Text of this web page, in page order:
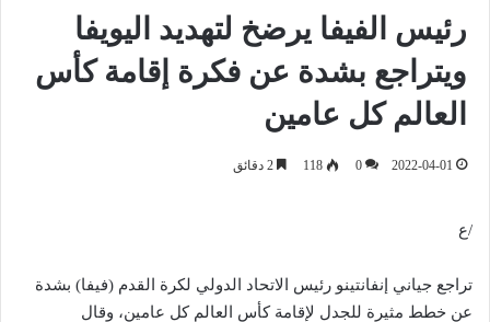
رئيس الفيفا يرضخ لتهديد اليويفا
ويتراجع بشدة عن فكرة إقامة كأس
العالم كل عامين
2022-04-01
0
118
/ع
تراجع جياني إنفانتينو رئيس الاتحاد الدولي لكرة القدم (فيفا) بشدة
عن خطط مثيرة للجدل لإقامة كأس العالم كل عامين، وقال